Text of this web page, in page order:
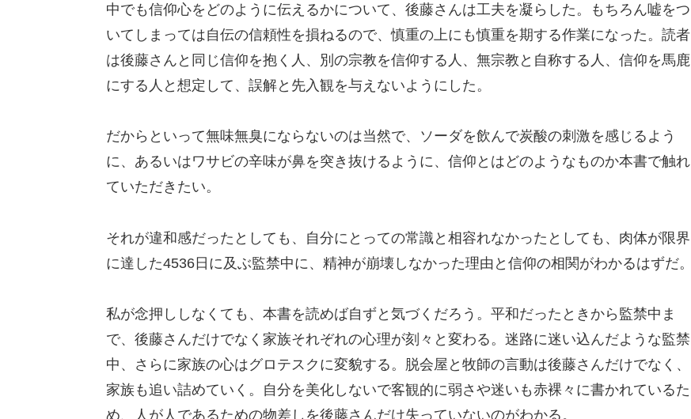
中でも信仰心をどのように伝えるかについて、後藤さんは工夫を凝らした。もちろん嘘をつ
いてしまっては自伝の信頼性を損ねるので、慎重の上にも慎重を期する作業になった。読者
は後藤さんと同じ信仰を抱く人、別の宗教を信仰する人、無宗教と自称する人、信仰を馬鹿
にする人と想定して、誤解と先入観を与えないようにした。
だからといって無味無臭にならないのは当然で、ソーダを飲んで炭酸の刺激を感じるよう
に、あるいはワサビの辛味が鼻を突き抜けるように、信仰とはどのようなものか本書で触れ
ていただきたい。
それが違和感だったとしても、自分にとっての常識と相容れなかったとしても、肉体が限界
に達した4536日に及ぶ監禁中に、精神が崩壊しなかった理由と信仰の相関がわかるはずだ。
私が念押ししなくても、本書を読めば自ずと気づくだろう。平和だったときから監禁中ま
で、後藤さんだけでなく家族それぞれの心理が刻々と変わる。迷路に迷い込んだような監禁
中、さらに家族の心はグロテスクに変貌する。脱会屋と牧師の言動は後藤さんだけでなく、
家族も追い詰めていく。自分を美化しないで客観的に弱さや迷いも赤裸々に書かれているた
め、人が人であるための物差しを後藤さんだけ失っていないのがわかる。